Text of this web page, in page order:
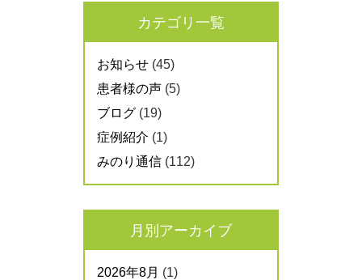
カテゴリ一覧
お知らせ (45)
患者様の声 (5)
ブログ (19)
症例紹介 (1)
みのり通信 (112)
月別アーカイブ
2026年8月 (1)